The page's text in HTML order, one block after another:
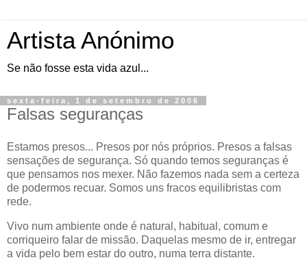
Artista Anónimo
Se não fosse esta vida azul...
sexta-feira, 1 de setembro de 2006
Falsas seguranças
Estamos presos... Presos por nós próprios. Presos a falsas
sensações de segurança. Só quando temos seguranças é
que pensamos nos mexer. Não fazemos nada sem a certeza
de podermos recuar. Somos uns fracos equilibristas com
rede.
Vivo num ambiente onde é natural, habitual, comum e
corriqueiro falar de missão. Daquelas mesmo de ir, entregar
a vida pelo bem estar do outro, numa terra distante.